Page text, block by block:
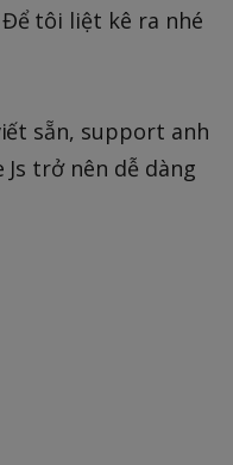
tôi liệt kê ra nhé
sẵn, support anh
trở nên dễ dàng